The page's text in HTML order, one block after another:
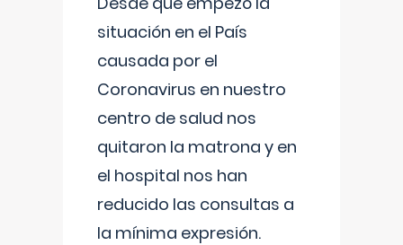
situación en el País
causada por el
Coronavirus en nuestro
centro de salud nos
quitaron la matrona y en
el hospital nos han
reducido las consultas a
la mínima expresión.